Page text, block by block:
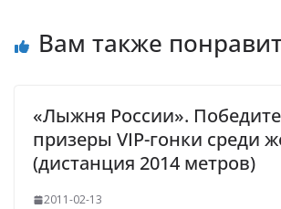
Вам также
«Лыжня России».
призеры VIP-гонки среди
(дистанция 2014 метров)
2011-02-13